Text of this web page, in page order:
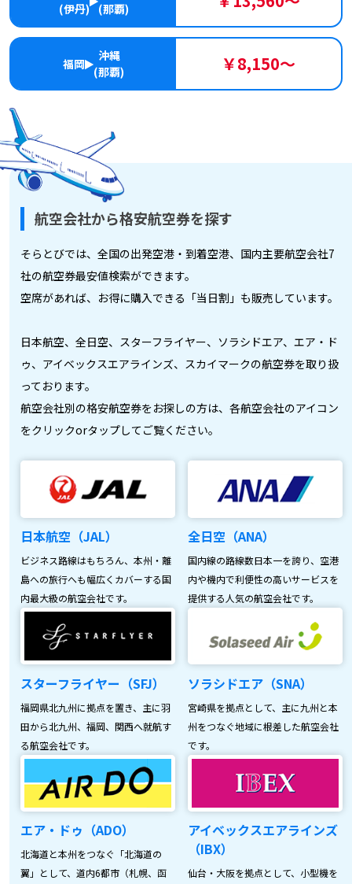
(伊丹)
(那覇)
福岡
沖縄
(那覇)
￥8,150～
航空会社から格安航空券を探す
そらとびでは、全国の出発空港・到着空港、国内主要航空会社7
社の航空券最安値検索ができます。
空席があれば、お得に購入できる「当日割」も販売しています。
日本航空、全日空、スターフライヤー、ソラシドエア、エア・ド
ゥ、アイベックスエアラインズ、スカイマークの航空券を取り扱
っております。
航空会社別の格安航空券をお探しの方は、各航空会社のアイコン
をクリックorタップしてご覧ください。
日本航空（JAL）
ビジネス路線はもちろん、本州・離
島への旅行へも幅広くカバーする国
内最大級の航空会社です。
全日空（ANA）
国内線の路線数日本一を誇り、空港
内や機内で利便性の高いサービスを
提供する人気の航空会社です。
スターフライヤー（SFJ）
福岡県北九州に拠点を置き、主に羽
田から北九州、福岡、関西へ就航す
る航空会社です。
ソラシドエア（SNA）
宮崎県を拠点として、主に九州と本
州をつなぐ地域に根差した航空会社
です。
エア・ドゥ（ADO）
北海道と本州をつなぐ「北海道の
翼」として、道内6都市（札幌、函
アイベックスエアラインズ
（IBX）
仙台・大阪を拠点として、小型機を